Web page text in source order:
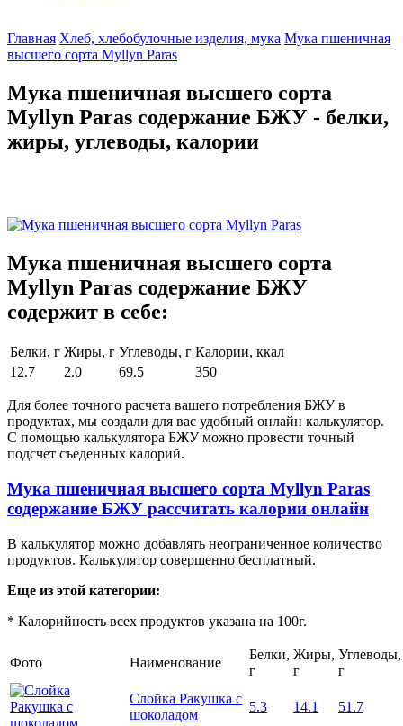
Главная Хлеб, хлебобулочные изделия, мука Мука пшеничная
высшего сорта Myllyn Paras
Мука пшеничная высшего сорта
Myllyn Paras содержание БЖУ - белки,
жиры, углеводы, калории
Мука пшеничная высшего сорта
Myllyn Paras содержание БЖУ
содержит в себе:
Белки, г Жиры, г Углеводы, г Калории, ккал
12.7
2.0 69.5 350
Для более точного расчета вашего потребления БЖУ в
продуктах, мы создали для вас удобный онлайн калькулятор.
С помощью калькулятора БЖУ можно провести точный
подсчет съеденных калорий.
Мука пшеничная высшего сорта Myllyn Paras
содержание БЖУ рассчитать калории онлайн
В калькулятор можно добавлять неограниченное количество
продуктов. Калькулятор совершенно бесплатный.
Еще из этой категории:
* Калорийность всех продуктов указана на 100г.
Фото Наименование
Белки,
г
Жиры,
г
Углеводы,
г
Слойка Ракушка с
шоколадом
5.3 14.1 51.7